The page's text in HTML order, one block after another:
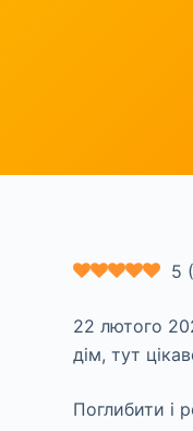
5 (
22 лютого
дім, тут
Поглибити і